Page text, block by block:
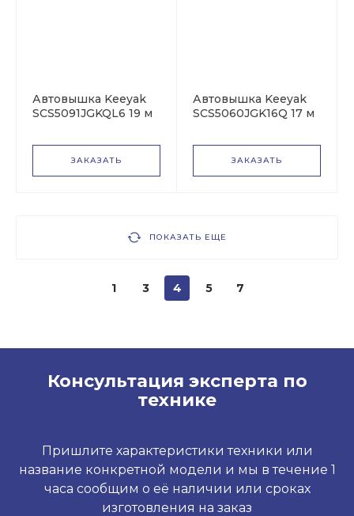
Автовышка Keeyak
SCS5091JGKQL6 19 м
ЗАКАЗАТЬ
Автовышка Keeyak
SCS5060JGK16Q 17 м
ЗАКАЗАТЬ
ПОКАЗАТЬ ЕЩЕ
1 3 4 5 7
Консультация эксперта по
технике
Пришлите характеристики техники или
название конкретной модели и мы в течение 1
часа сообщим о её наличии или сроках
изготовления на заказ